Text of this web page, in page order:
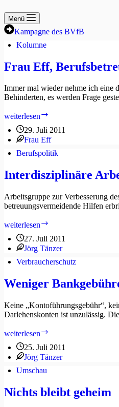
Menü
Kampagne des BVfB
Kolumne
Frau Eff,
Immer mal wieder nehme ich eine
Behinderten, es werden Frage
weiterlesen
Berufsbetreuerin…
liest
Fachzeitschriften
29. Juli 2011
Frau Eff
Berufspolitik
Interdisziplinäre
Arbeitsgruppe zur Verbesserung
betreuungsvermeidende Hilfen
weiterlesen
will
Hilfen
irgendwie
27. Juli 2011
Jörg Tänzer
Verbraucherschutz
Weniger
Keine „Kontoführungsgebühr“,
Darlehenskonten ist unzulässig.
weiterlesen
bei
Darlehensverträgen
25. Juli 2011
Jörg Tänzer
Umschau
Nichts bleibt geheim